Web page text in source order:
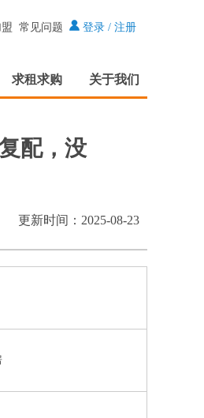
常见问题 登录 / 注册
求租求购 关于我们
配，没
更新时间：2025-08-23